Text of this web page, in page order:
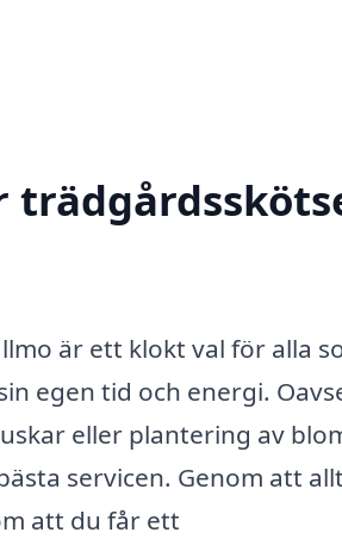
är ett klokt val för alla
egen tid och energi.
eller plantering av
servicen. Genom att
att du får ett